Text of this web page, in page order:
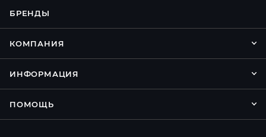
БРЕНДЫ
КОМПАНИЯ
ИНФОРМАЦИЯ
ПОМОЩЬ